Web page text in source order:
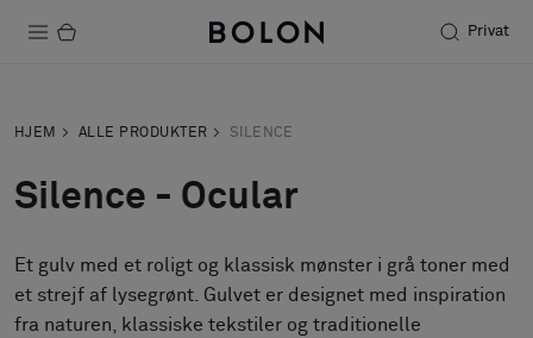
Privat
Bæredygtighed
Installation
Vedligeholdelse
HJEM ALLE PRODUKTER SILENCE
Silence - Ocular
Et gulv med et roligt og klassisk mønster i grå toner med
et strejf af lysegrønt. Gulvet er designet med inspiration
fra naturen, klassiske tekstiler og traditionelle